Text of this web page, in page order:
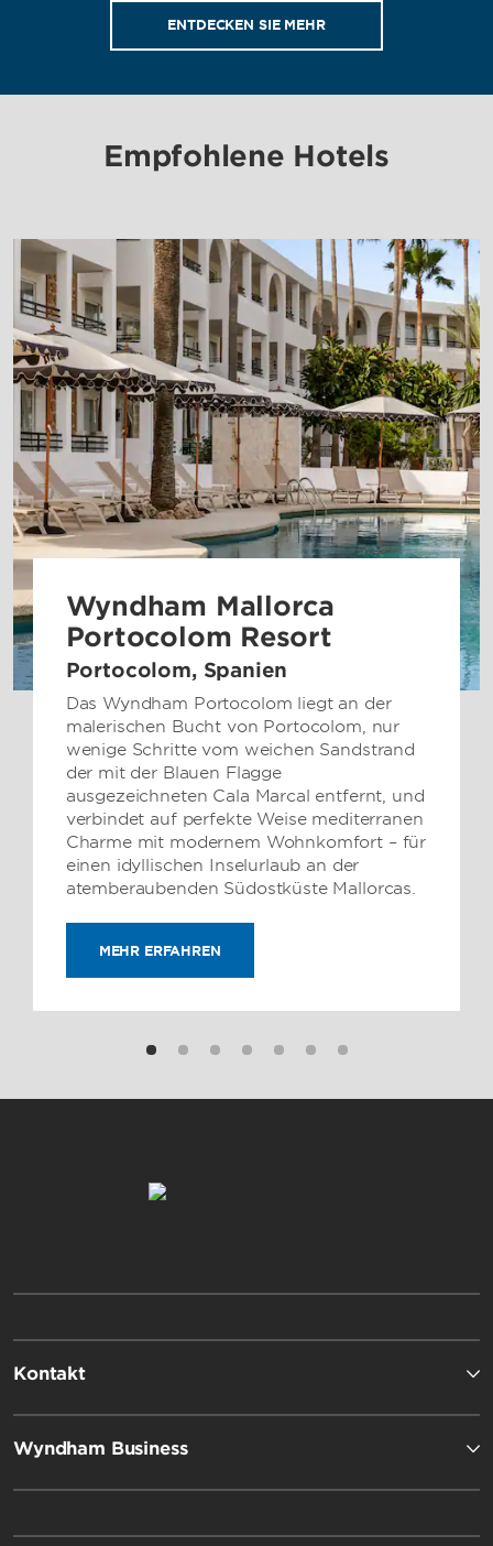
ENTDECKEN SIE MEHR
Empfohlene Hotels
Wyndham Mallorca
Portocolom Resort
Portocolom, Spanien
Das Wyndham Portocolom liegt an der
malerischen Bucht von Portocolom, nur
wenige Schritte vom weichen Sandstrand
der mit der Blauen Flagge
ausgezeichneten Cala Marcal entfernt, und
verbindet auf perfekte Weise mediterranen
Charme mit modernem Wohnkomfort – für
einen idyllischen Inselurlaub an der
atemberaubenden Südostküste Mallorcas.
MEHR ERFAHREN
Kontakt
Wyndham Business